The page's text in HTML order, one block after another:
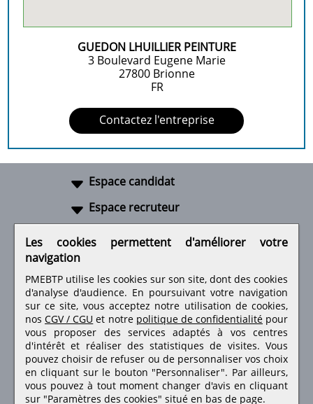
GUEDON LHUILLIER PEINTURE
3 Boulevard Eugene Marie
27800 Brionne
FR
Contactez l'entreprise
Espace candidat
Espace recruteur
Retrouvez-nous sur les réseaux sociaux
Les cookies permettent d'améliorer votre
navigation
PMEBTP utilise les cookies sur son site, dont des cookies
d'analyse d'audience. En poursuivant votre navigation
sur ce site, vous acceptez notre utilisation de cookies,
nos CGV / CGU et notre politique de confidentialité pour
vous proposer des services adaptés à vos centres
d'intérêt et réaliser des statistiques de visites.Vous
pouvez choisir de refuser ou de personnaliser vos choix
en cliquant sur le bouton "Personnaliser". Par ailleurs,
vous pouvez à tout moment changer d'avis en cliquant
sur "Paramètres des cookies" situé en bas de page.